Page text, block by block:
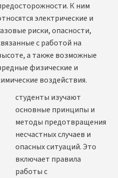
К ним
электрические и
риски, опасности,
с работой на
а также возможные
физические и
воздействия.
студенты изучают
основные принципы и
методы предотвращения
несчастных случаев и
опасных ситуаций. Это
включает правила
работы с